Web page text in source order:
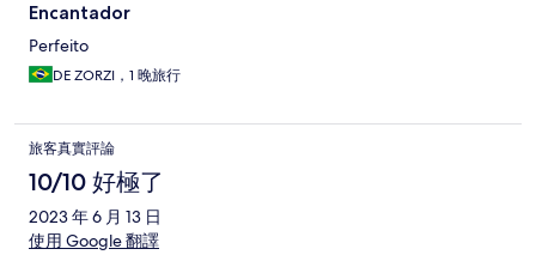
Encantador
Perfeito
DE ZORZI，1 晚旅行
旅客真實評論
10/10 好極了
2023 年 6 月 13 日
使用 Google 翻譯